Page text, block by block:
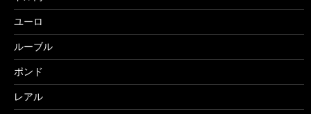
ユーロ
ルーブル
ポンド
レアル